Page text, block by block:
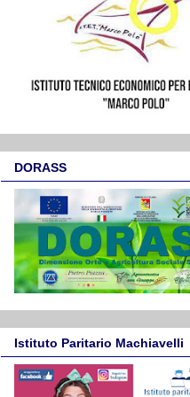
DORASS
Istituto Paritario Machiavelli